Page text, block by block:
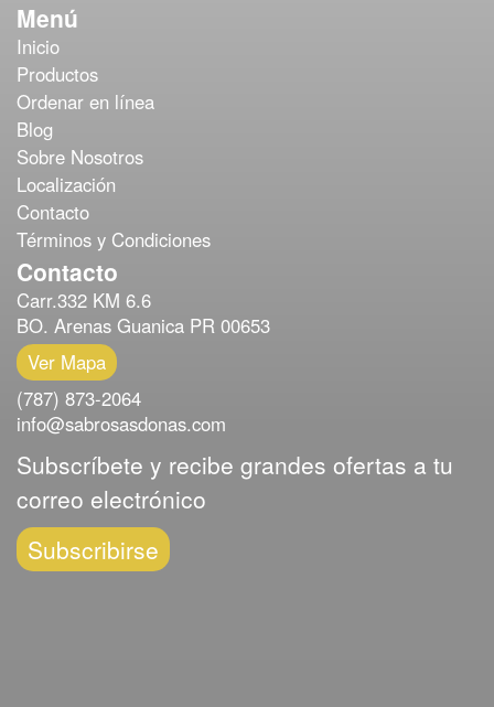
Menú
Inicio
Productos
Ordenar en línea
Blog
Sobre Nosotros
Localización
Contacto
Términos y Condiciones
Contacto
Carr.332 KM 6.6
BO. Arenas Guanica PR 00653
Ver Mapa
(787) 873-2064
info@sabrosasdonas.com
Subscríbete y recibe grandes ofertas a tu
correo electrónico
Subscribirse